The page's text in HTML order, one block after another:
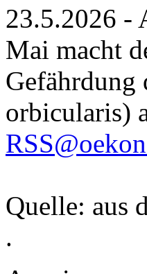
23.5.2026 -
Mai macht
Gefährdung
orbicularis)
Quelle: aus
.